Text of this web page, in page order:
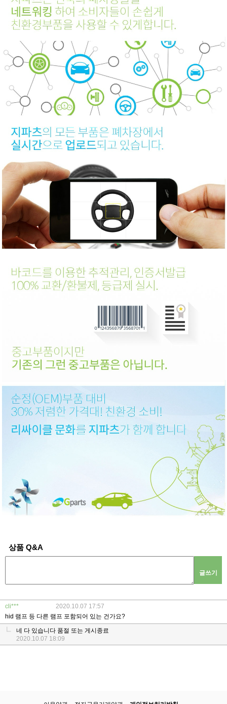
상품 Q&A
글쓰기
cli***
2020.10.07 17:57
hid 램프 등 다른 램프 포함되어 있는 건가요?
네 다 있습니다 품절 또는 게시종료
2020.10.07 18:09